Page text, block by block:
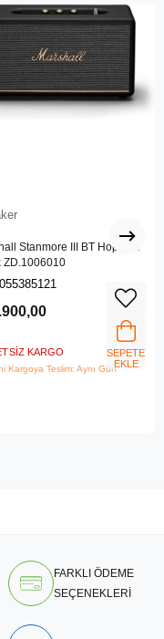
Stanmore III BT Hoparlör
ZD.1006010
KARGO
Kargoya Teslim: Aynı Gün
SEPETE
EKLE
FARKLI ÖDEME
SEÇENEKLERİ